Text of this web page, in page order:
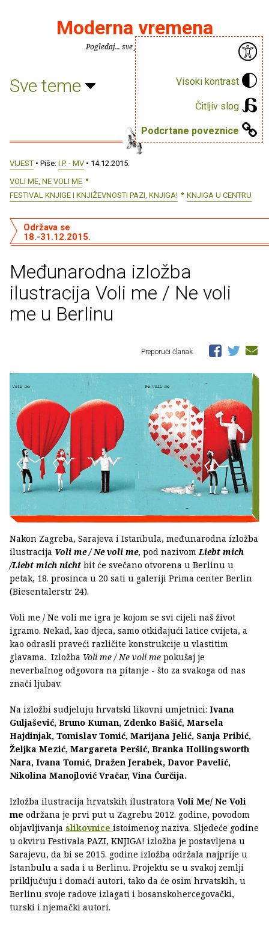
Visoki kontrast
Čitljiv slog
Podcrtane poveznice
Moderna vremena
Pogledaj... sve je puno knjiga.
Sve teme
VIJEST • Piše: I.P. - MV • 14.12.2015.
VOLI ME, NE VOLI ME
FESTIVAL KNJIGE I KNJIŽEVNOSTI PAZI, KNJIGA!
KNJIGA U CENTRU
Međunarodna izložba
ilustracija Voli me / Ne voli
me u Berlinu
Održava se
18.-31.12.2015.
Preporuči članak
Nakon Zagreba, Sarajeva i Istanbula, međunarodna izložba
ilustracija Voli me / Ne voli me, pod nazivomLiebt mich
/Liebt mich nicht bit će svečano otvorena u Berlinu u
petak, 18. prosinca u 20 sati u galeriji Prima center Berlin
(Biesentalerstr 24).
Voli me / Ne voli me igra je kojom se svi cijeli naš život
igramo. Nekad, kao djeca, samo otkidajući latice cvijeta, a
kao odrasli praveći različite konstrukcije u vlastitim
glavama. Izložba Voli me / Ne voli me pokušaj je
neverbalnog odgovora na pitanje - što za svakoga od nas
znači ljubav.
Na izložbi sudjeluju hrvatski likovni umjetnici: Ivana
Guljašević, Bruno Kuman, Zdenko Bašić, Marsela
Hajdinjak, Tomislav Tomić, Marijana Jelić, Sanja Pribić,
Željka Mezić, Margareta Peršić, Branka Hollingsworth
Nara, Ivana Tomić, Dražen Jerabek, Davor Pavelić,
Nikolina Manojlović Vračar, Vina Ćurčija.
Izložba ilustracija hrvatskih ilustratora Voli Me/ Ne Voli
me održana je prvi put u Zagrebu 2012. godine, povodom
objavljivanja slikovnice istoimenog naziva. Sljedeće godine
u okviru Festivala PAZI, KNJIGA! izložba je postavljena u
Sarajevu, da bi se 2015. godine izložba održala najprije u
Istanbulu a sada i u Berlinu. Projektu se u svakoj zemlji
priključuju i domaći autori, tako da će osim hrvatskih, u
Berlinu svoje radove izlagati i bosanskohercegovački,
turski i njemački autori.